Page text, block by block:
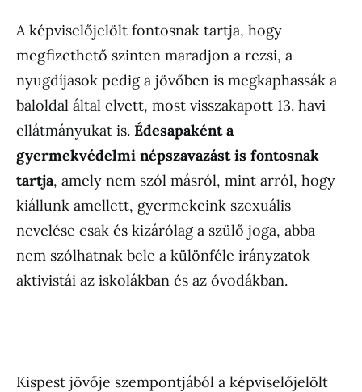
A képviselőjelölt fontosnak tartja, hogy
megfizethető szinten maradjon a rezsi, a
nyugdíjasok pedig a jövőben is megkaphassák a
baloldal által elvett, most visszakapott 13. havi
ellátmányukat is. Édesapaként a
gyermekvédelmi népszavazást is fontosnak
tartja, amely nem szól másról, mint arról, hogy
kiállunk amellett, gyermekeink szexuális
nevelése csak és kizárólag a szülő joga, abba
nem szólhatnak bele a különféle irányzatok
aktivistái az iskolákban és az óvodákban.
Kispest jövője szempontjából a képviselőjelölt